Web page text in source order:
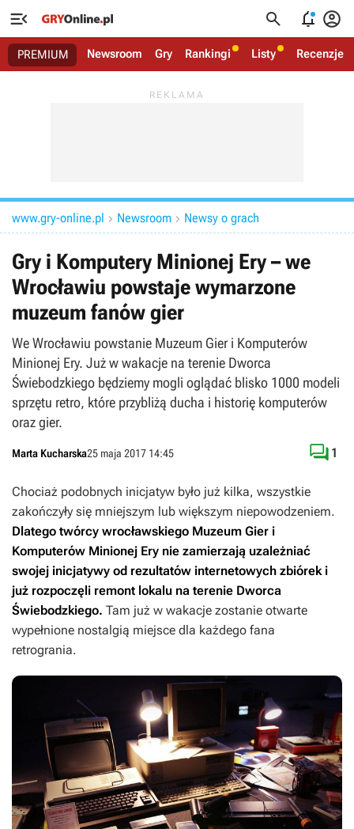
   
PREMIUM Newsroom Gry Rankingi Listy Recenzje
www.gry-online.pl  Newsroom  Newsy o grach
Gry i Komputery Minionej Ery – we
Wrocławiu powstaje wymarzone
muzeum fanów gier
We Wrocławiu powstanie Muzeum Gier i Komputerów
Minionej Ery. Już w wakacje na terenie Dworca
Świebodzkiego będziemy mogli oglądać blisko 1000 modeli
sprzętu retro, które przybliżą ducha i historię komputerów
oraz gier.
Marta Kucharska25 maja 2017 14:45  1
Chociaż podobnych inicjatyw było już kilka, wszystkie
zakończyły się mniejszym lub większym niepowodzeniem.
Dlatego twórcy wrocławskiego Muzeum Gier i
Komputerów Minionej Ery nie zamierzają uzależniać
swojej inicjatywy od rezultatów internetowych zbiórek i
już rozpoczęli remont lokalu na terenie Dworca
Świebodzkiego. Tam już w wakacje zostanie otwarte
wypełnione nostalgią miejsce dla każdego fana
retrogrania.